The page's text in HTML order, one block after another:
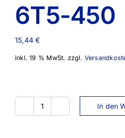
6T5-450
15,44€
inkl. 19 % MwSt. zzgl.
6T5-
In den